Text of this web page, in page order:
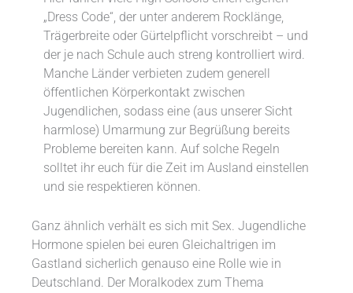
„Dress Code“, der unter anderem Rocklänge,
Trägerbreite oder Gürtelpflicht vorschreibt – und
der je nach Schule auch streng kontrolliert wird.
Manche Länder verbieten zudem generell
öffentlichen Körperkontakt zwischen
Jugendlichen, sodass eine (aus unserer Sicht
harmlose) Umarmung zur Begrüßung bereits
Probleme bereiten kann. Auf solche Regeln
solltet ihr euch für die Zeit im Ausland einstellen
und sie respektieren können.
Ganz ähnlich verhält es sich mit Sex. Jugendliche
Hormone spielen bei euren Gleichaltrigen im
Gastland sicherlich genauso eine Rolle wie in
Deutschland. Der Moralkodex zum Thema